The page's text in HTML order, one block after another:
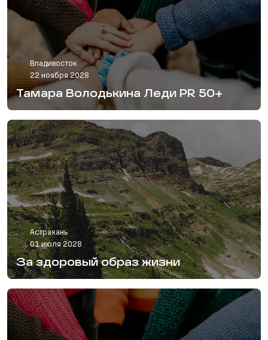
Владивосток
22 ноября 2028
Тамара Володькина Леди PR 50+
Астрахань
01 июля 2028
За здоровый образ жизни